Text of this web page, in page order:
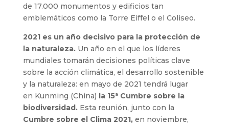
de 17.000 monumentos y edificios tan
emblemáticos como la Torre Eiffel o el Coliseo.
2021 es un año decisivo para la protección de
la naturaleza. Un año en el que los líderes
mundiales tomarán decisiones políticas clave
sobre la acción climática, el desarrollo sostenible
y la naturaleza: en mayo de 2021 tendrá lugar
en Kunming (China) la 15ª Cumbre sobre la
biodiversidad. Esta reunión, junto con la
Cumbre sobre el Clima 2021, en noviembre,